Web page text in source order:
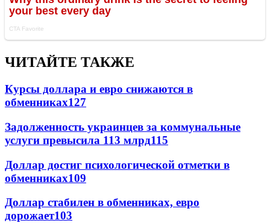
ЧИТАЙТЕ ТАКЖЕ
Курсы доллара и евро снижаются в
обменниках127
Задолженность украинцев за коммунальные
услуги превысила 113 млрд115
Доллар достиг психологической отметки в
обменниках109
Доллар стабилен в обменниках, евро
дорожает103